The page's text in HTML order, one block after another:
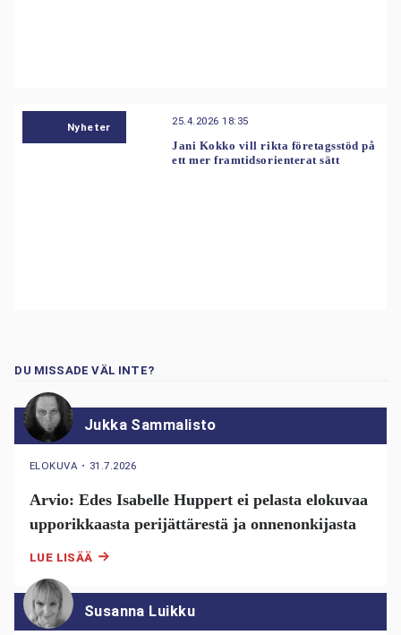
Nyheter 25.4.2026 18:35
Jani Kokko vill rikta företagsstöd på
ett mer framtidsorienterat sätt
DU MISSADE VÄL INTE?
Jukka Sammalisto
ELOKUVA ・ 31.7.2026
Arvio: Edes Isabelle Huppert ei pelasta elokuvaa
upporikkaasta perijättärestä ja onnenonkijasta
LUE LISÄÄ
Susanna Luikku